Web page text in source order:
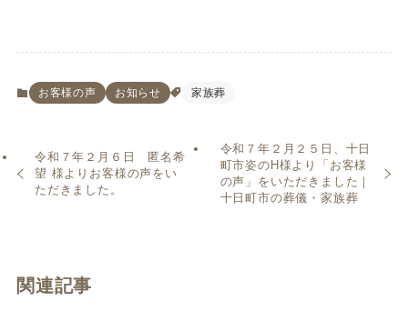
お客様の声 お知らせ 家族葬
令和７年２月６日 匿名希
望 様よりお客様の声をい
ただきました。
令和７年２月２５日、十日
町市姿のH様より「お客様
の声」をいただきました｜
十日町市の葬儀・家族葬
関連記事